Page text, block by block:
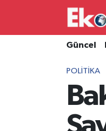
Güncel
POLITIKA
Güncel
Borsa Haberleri
Hava Durumu
Süper Lig Puan
Tüm Manşetler